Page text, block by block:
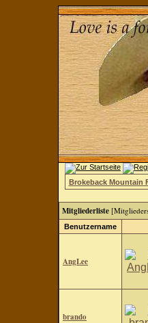
Brokeback Mountain
Mitgliederliste [
Benutzername
AngLee
brando